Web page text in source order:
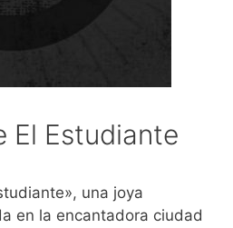
El Estudiante
una joya
en la encantadora ciudad